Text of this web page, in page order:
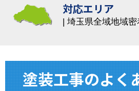
対応エリア
埼玉県全域地域
塗装⼯事のよく